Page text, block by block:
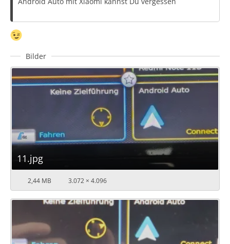
Bilder
11.jpg
2,44 MB 3.072 × 4.096